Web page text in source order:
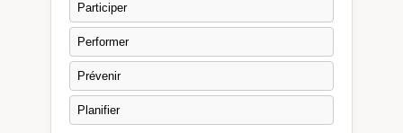
Participer
Performer
Prévenir
Planifier